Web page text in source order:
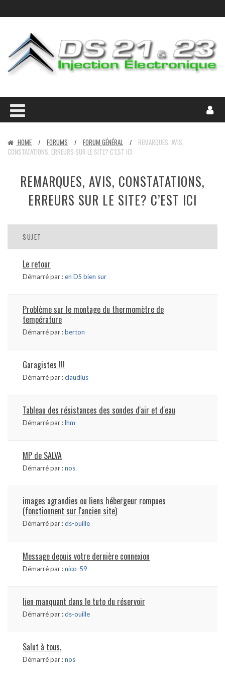
HOME / FORUMS / FORUM GÉNÉRAL /
REMARQUES, AVIS,
CONSTATATIONS, ERREURS SUR LE SITE? C’EST ICI
REMARQUES, AVIS, CONSTATATIONS,
ERREURS SUR LE SITE? C’EST ICI
SUJET
Le retour
Démarré par :en DS bien sur
Problème sur le montage du thermomètre de
température
Démarré par :berton
Garagistes !!!
Démarré par :claudius
Tableau des résistances des sondes d'air et d'eau
Démarré par :lhm
MP de SALVA
Démarré par :nos
images agrandies ou liens hébergeur rompues
(fonctionnent sur l'ancien site)
Démarré par :ds-ouille
Message depuis votre dernière connexion
Démarré par :nico-59
lien manquant dans le tuto du réservoir
Démarré par :ds-ouille
Salut à tous,
Démarré par :nos